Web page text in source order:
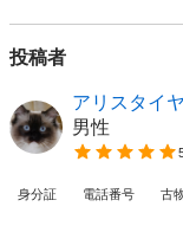
投稿者
アリスタイヤ
男性
身分証 電話番号 古